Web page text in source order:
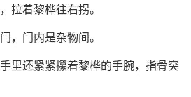
拉着黎桦往右拐。
，门内是杂物间。
里还紧紧攥着黎桦的手腕，指骨突